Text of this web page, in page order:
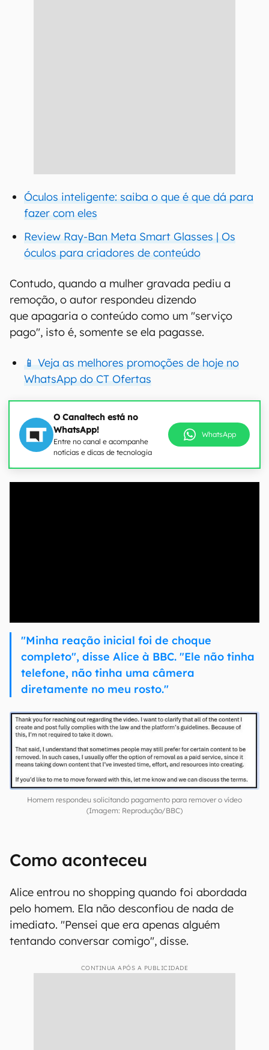
Óculos inteligente: saiba o que é que dá para
fazer com eles
Review Ray-Ban Meta Smart Glasses | Os
óculos para criadores de conteúdo
Contudo, quando a mulher gravada pediu a
remoção, o autor respondeu dizendo
que apagaria o conteúdo como um "serviço
pago", isto é, somente se ela pagasse.
📱 Veja as melhores promoções de hoje no
WhatsApp do CT Ofertas
O Canaltech está no
WhatsApp!
Entre no canal e acompanhe
notícias e dicas de tecnologia
WhatsApp
"Minha reação inicial foi de choque
completo", disse Alice à BBC. "Ele não tinha
telefone, não tinha uma câmera
diretamente no meu rosto."
Homem respondeu solicitando pagamento para remover o vídeo
(Imagem: Reprodução/BBC)
Como aconteceu
Alice entrou no shopping quando foi abordada
pelo homem. Ela não desconfiou de nada de
imediato. "Pensei que era apenas alguém
tentando conversar comigo", disse.
CONTINUA APÓS A PUBLICIDADE